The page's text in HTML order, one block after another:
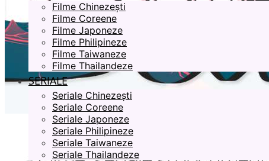
Filme Chinezești
Filme Coreene
Filme Japoneze
Filme Philipineze
Filme Taiwaneze
Filme Thailandeze
SERIALE
Seriale Chinezești
Seriale Coreene
Seriale Japoneze
Seriale Philipineze
Seriale Taiwaneze
Seriale Thailandeze